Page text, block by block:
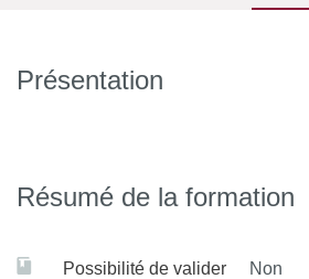
Présentation
Résumé de la formation
Possibilité de valider
Non